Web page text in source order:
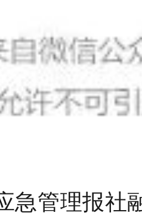
急管理报